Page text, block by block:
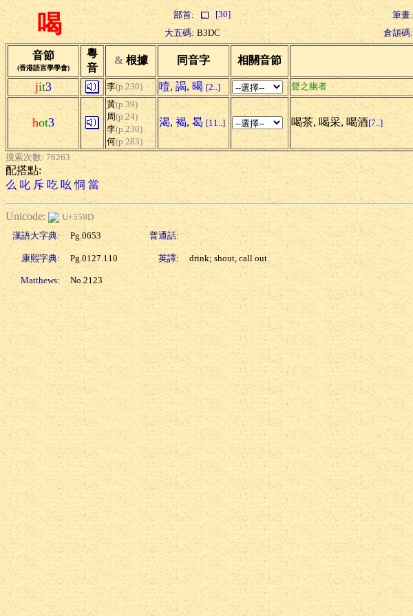
喝 部首: [30] 筆畫:
大五碼: B3DC 倉頡碼:
音節
(香港語言學學會)
粵
音
& 根據 同音字 相關音節
jit3 李(p.230) 噎, 謁, 暍 [2..] 聲之幽者
hot3
黃(p.39)
周(p.24)
李(p.230)
何(p.283)
渴, 褐, 曷 [11..] 喝茶, 喝采, 喝酒[7..]
搜索次數: 76263
配搭點:
么 叱 斥 吃 吆 恫 當
Unicode:
U+559D
漢語大字典:
Pg.0653 普通話:
康熙字典: Pg.0127.110 英譯: drink; shout, call out
Matthews: No.2123